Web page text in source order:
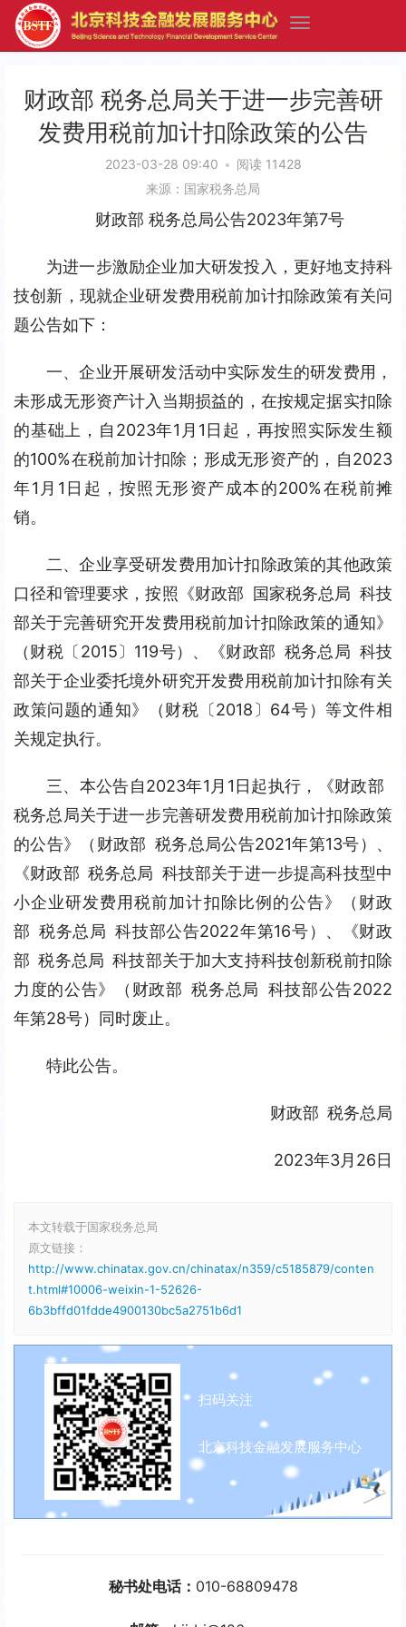
财政部 税务总局关于进一步完善研
发费用税前加计扣除政策的公告
2023-03-28 09:40 • 阅读 11428
来源：国家税务总局
财政部 税务总局公告2023年第7号
为进一步激励企业加大研发投入，更好地支持科
技创新，现就企业研发费用税前加计扣除政策有关问
题公告如下：
一、企业开展研发活动中实际发生的研发费用，
未形成无形资产计入当期损益的，在按规定据实扣除
的基础上，自2023年1月1日起，再按照实际发生额
的100%在税前加计扣除；形成无形资产的，自2023
年1月1日起，按照无形资产成本的200%在税前摊
销。
二、企业享受研发费用加计扣除政策的其他政策
口径和管理要求，按照《财政部 国家税务总局 科技
部关于完善研究开发费用税前加计扣除政策的通知》
（财税〔2015〕119号）、《财政部 税务总局 科技
部关于企业委托境外研究开发费用税前加计扣除有关
政策问题的通知》（财税〔2018〕64号）等文件相
关规定执行。
三、本公告自2023年1月1日起执行，《财政部
税务总局关于进一步完善研发费用税前加计扣除政策
的公告》（财政部 税务总局公告2021年第13号）、
《财政部 税务总局 科技部关于进一步提高科技型中
小企业研发费用税前加计扣除比例的公告》（财政
部 税务总局 科技部公告2022年第16号）、《财政
部 税务总局 科技部关于加大支持科技创新税前扣除
力度的公告》（财政部 税务总局 科技部公告2022
年第28号）同时废止。
特此公告。
财政部 税务总局
2023年3月26日
本文转载于国家税务总局
原文链接：
http://www.chinatax.gov.cn/chinatax/n359/c5185879/conten
t.html#10006-weixin-1-52626-
6b3bffd01fdde4900130bc5a2751b6d1
扫码关注
北京科技金融发展服务中心
秘书处电话： 010-68809478